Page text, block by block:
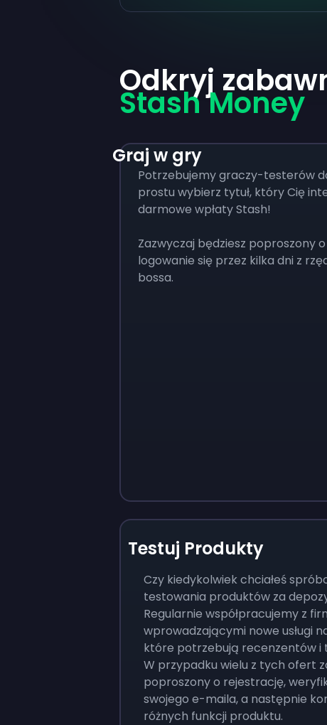
Odkryj
Stash Money
Graj w gry
Potrzebujemy graczy-testerów
prostu wybierz tytuł, który Cię
darmowe wpłaty Stash!
Zazwyczaj będziesz poproszony
logowanie się przez kilka dni z
bossa.
Testuj Produkty
Czy kiedykolwiek chciałeś
testowania produktów za
Regularnie współpracujemy z
wprowadzającymi nowe usługi
które potrzebują recenzentów i
W przypadku wielu z tych ofert
poproszony o rejestrację,
swojego e-maila, a następnie
różnych funkcji produktu.